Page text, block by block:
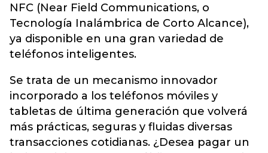
NFC (Near Field Communications, o
Tecnología Inalámbrica de Corto Alcance),
ya disponible en una gran variedad de
teléfonos inteligentes.
Se trata de un mecanismo innovador
incorporado a los teléfonos móviles y
tabletas de última generación que volverá
más prácticas, seguras y fluidas diversas
transacciones cotidianas. ¿Desea pagar un